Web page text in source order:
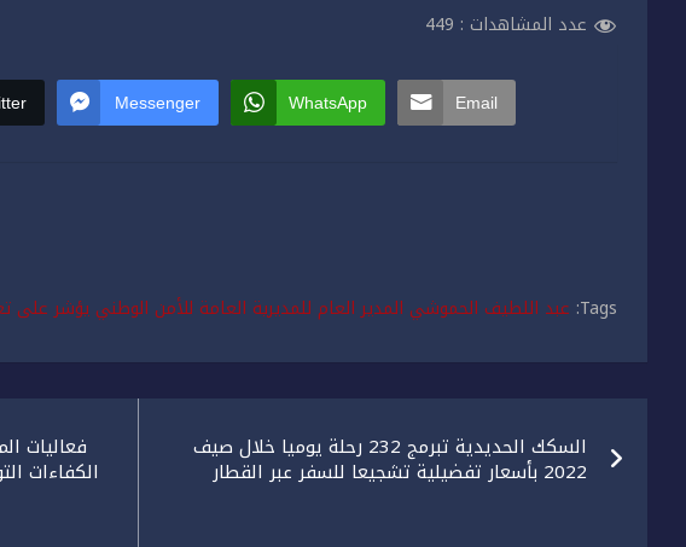
عدد المشاهدات : 449
Messenger WhatsApp Email
Tags: عبد اللطيف الحموشي المدير العام للمديرية العامة للأمن الوطني يؤشر
تصفّح
المقالات السكك الحديدية تبرمج 232 رحلة يوميا خلال صيف
2022 بأسعار تفضيلية تشجيعا للسفر عبر القطار
فعاليات
الكفاءات